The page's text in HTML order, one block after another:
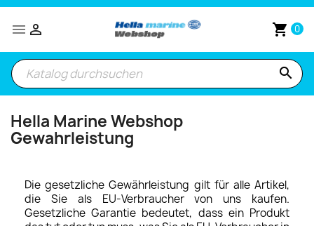
 shopping_cart 0

search
Hella Marine Webshop
Gewahrleistung
Die gesetzliche Gewährleistung gilt für alle Artikel,
die Sie als EU-Verbraucher von uns kaufen.
Gesetzliche Garantie bedeutet, dass ein Produkt